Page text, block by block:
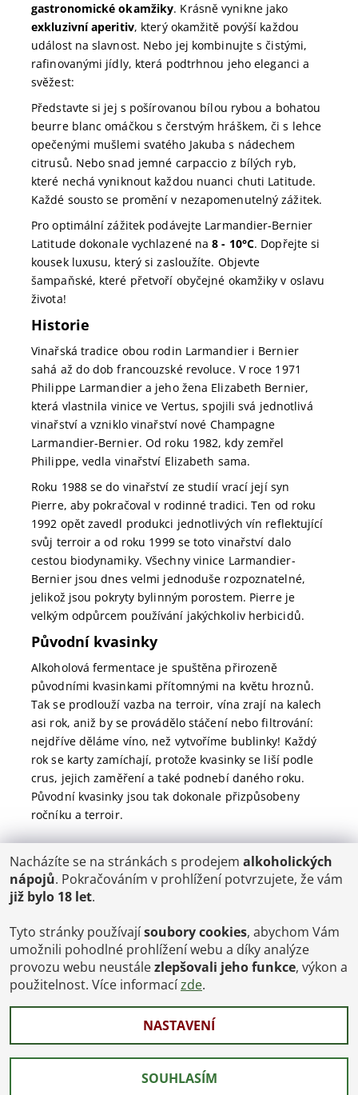
gastronomické okamžiky. Krásně vynikne jako
exkluzivní aperitiv, který okamžitě povýší každou
událost na slavnost. Nebo jej kombinujte s čistými,
rafinovanými jídly, která podtrhnou jeho eleganci a
svěžest:
Představte si jej s pošírovanou bílou rybou a bohatou
beurre blanc omáčkou s čerstvým hráškem, či s lehce
opečenými mušlemi svatého Jakuba s nádechem
citrusů. Nebo snad jemné carpaccio z bílých ryb,
které nechá vyniknout každou nuanci chuti Latitude.
Každé sousto se promění v nezapomenutelný zážitek.
Pro optimální zážitek podávejte Larmandier-Bernier
Latitude dokonale vychlazené na8 - 10°C. Dopřejte si
kousek luxusu, který si zasloužíte. Objevte
šampaňské, které přetvoří obyčejné okamžiky v oslavu
života!
Historie
Vinařská tradice obou rodin Larmandier i Bernier
sahá až do dob francouzské revoluce. V roce 1971
Philippe Larmandier a jeho žena Elizabeth Bernier,
která vlastnila vinice ve Vertus, spojili svá jednotlivá
vinařství a vzniklo vinařství nové Champagne
Larmandier-Bernier. Od roku 1982, kdy zemřel
Philippe, vedla vinařství Elizabeth sama.
Roku 1988 se do vinařství ze studií vrací její syn
Pierre, aby pokračoval v rodinné tradici. Ten od roku
1992 opět zavedl produkci jednotlivých vín reflektující
svůj terroir a od roku 1999 se toto vinařství dalo
cestou biodynamiky. Všechny vinice Larmandier-
Bernier jsou dnes velmi jednoduše rozpoznatelné,
jelikož jsou pokryty bylinným porostem. Pierre je
velkým odpůrcem používání jakýchkoliv herbicidů.
Původní kvasinky
Alkoholová fermentace je spuštěna přirozeně
původními kvasinkami přítomnými na květu hroznů.
Tak se prodlouží vazba na terroir, vína zrají na kalech
asi rok, aniž by se provádělo stáčení nebo filtrování:
nejdříve děláme víno, než vytvoříme bublinky! Každý
rok se karty zamíchají, protože kvasinky se liší podle
crus, jejich zaměření a také podnebí daného roku.
Původní kvasinky jsou tak dokonale přizpůsobeny
ročníku a terroir.
POŠTOVNÉ
ČR: od 95,-
SK: 350,-
€ = 24,00 CZK
Dopravy a Platby
Jsme internetový obchod, osobní odběr není možný.
2026 © Vinoteka-Praha.cz, všechna práva vyhrazena
Vytvořil Shoptet
Nacházíte se na stránkách s prodejem alkoholických
nápojů. Pokračováním v prohlížení potvrzujete, že vám
již bylo 18 let.
Tyto stránky používajísoubory cookies, abychom Vám
umožnili pohodlné prohlížení webu a díky analýze
provozu webu neustálezlepšovali jeho funkce, výkon a
použitelnost. Více informacízde.
NASTAVENÍ
SOUHLASÍM